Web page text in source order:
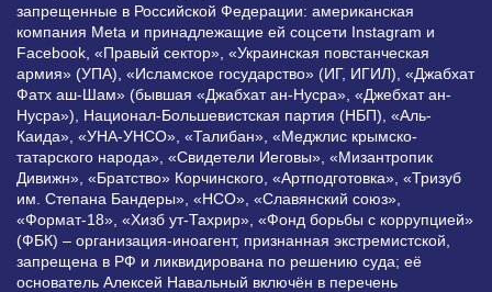
запрещенные в Российской Федерации: американская
компания Meta и принадлежащие ей соцсети Instagram и
Facebook, «Правый сектор», «Украинская повстанческая
армия» (УПА), «Исламское государство» (ИГ, ИГИЛ), «Джабхат
Фатх аш-Шам» (бывшая «Джабхат ан-Нусра», «Джебхат ан-
Нусра»), Национал-Большевистская партия (НБП), «Аль-
Каида», «УНА-УНСО», «Талибан», «Меджлис крымско-
татарского народа», «Свидетели Иеговы», «Мизантропик
Дивижн», «Братство» Корчинского, «Артподготовка», «Тризуб
им. Степана Бандеры», «НСО», «Славянский союз»,
«Формат-18», «Хизб ут-Тахрир», «Фонд борьбы с коррупцией»
(ФБК) – организация-иноагент, признанная экстремистской,
запрещена в РФ и ликвидирована по решению суда; её
основатель Алексей Навальный включён в перечень